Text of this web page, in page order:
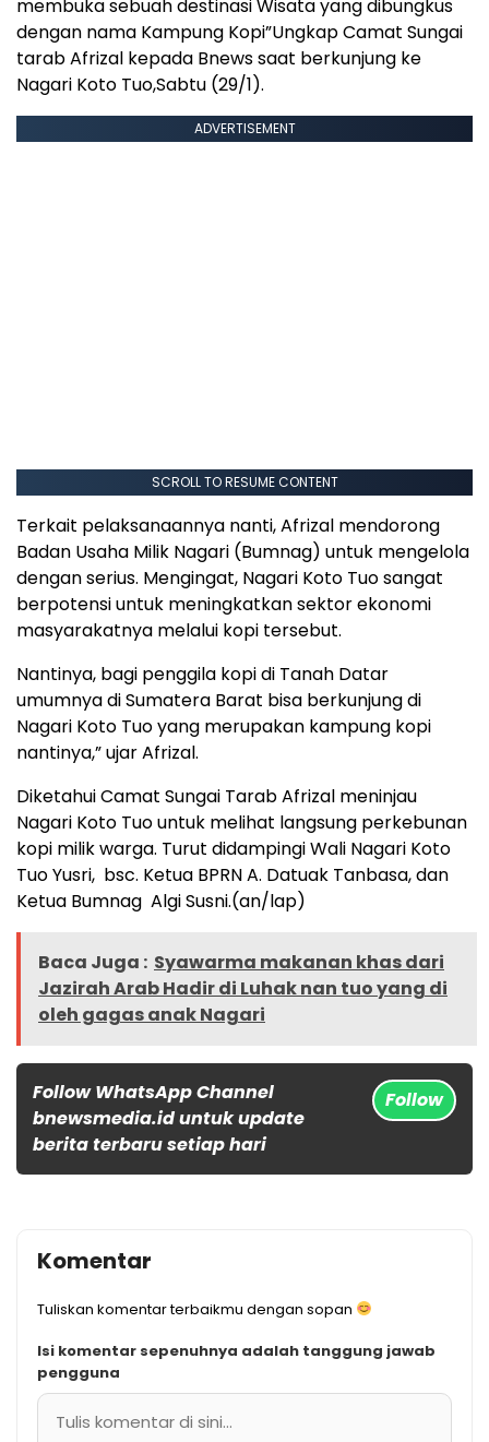
membuka sebuah destinasi Wisata yang dibungkus
dengan nama Kampung Kopi”Ungkap Camat Sungai
tarab Afrizal kepada Bnews saat berkunjung ke
Nagari Koto Tuo,Sabtu (29/1).
ADVERTISEMENT
SCROLL TO RESUME CONTENT
Terkait pelaksanaannya nanti, Afrizal mendorong
Badan Usaha Milik Nagari (Bumnag) untuk mengelola
dengan serius. Mengingat, Nagari Koto Tuo sangat
berpotensi untuk meningkatkan sektor ekonomi
masyarakatnya melalui kopi tersebut.
Nantinya, bagi penggila kopi di Tanah Datar
umumnya di Sumatera Barat bisa berkunjung di
Nagari Koto Tuo yang merupakan kampung kopi
nantinya,” ujar Afrizal.
Diketahui Camat Sungai Tarab Afrizal meninjau
Nagari Koto Tuo untuk melihat langsung perkebunan
kopi milik warga. Turut didampingi Wali Nagari Koto
Tuo Yusri, bsc. Ketua BPRN A. Datuak Tanbasa, dan
Ketua Bumnag Algi Susni.(an/lap)
Baca Juga : Syawarma makanan khas dari
Jazirah Arab Hadir di Luhak nan tuo yang di
oleh gagas anak Nagari
Follow WhatsApp Channel
bnewsmedia.id untuk update
berita terbaru setiap hari
Follow
Komentar
Tuliskan komentar terbaikmu dengan sopan
Isi komentar sepenuhnya adalah tanggung jawab
pengguna